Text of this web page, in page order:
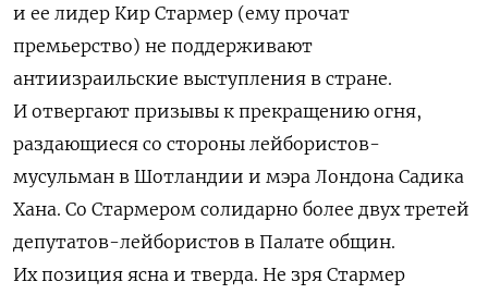
и ее лидер Кир Стармер (ему прочат
премьерство) не поддерживают
антиизраильские выступления в стране.
И отвергают призывы к прекращению огня,
раздающиеся со стороны лейбористов-
мусульман в Шотландии и мэра Лондона Садика
Хана. Со Стармером солидарно более двух третей
депутатов-лейбористов в Палате общин.
Их позиция ясна и тверда. Не зря Стармер